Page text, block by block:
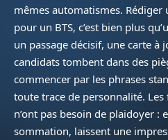
mêmes automatismes.
pour un BTS, c’est bien plus
un passage décisif, une carte à
candidats tombent dans des
commencer par les phrases
toute trace de personnalité. Les
n’ont pas besoin de plaidoyer :
sommation, laissent une